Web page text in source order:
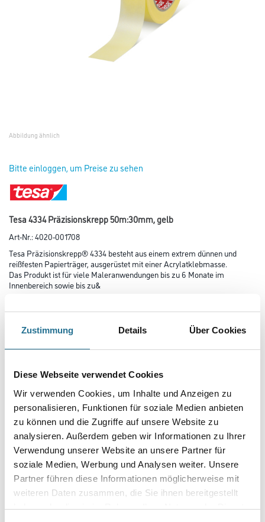
Zustimmung Details Über Cookies
Diese Webseite verwendet Cookies
Wir verwenden Cookies, um Inhalte und Anzeigen zu
personalisieren, Funktionen für soziale Medien anbieten
zu können und die Zugriffe auf unsere Website zu
analysieren. Außerdem geben wir Informationen zu Ihrer
Verwendung unserer Website an unsere Partner für
soziale Medien, Werbung und Analysen weiter. Unsere
Partner führen diese Informationen möglicherweise mit
weiteren Daten zusammen, die Sie ihnen bereitgestellt
haben oder die sie im Rahmen Ihrer Nutzung der Dienste
Abbildung ähnlich
Bitte einloggen, um Preise zu sehen
Tesa 4334 Präzisionskrepp 50m:30mm, gelb
Art-Nr.:4020-001708
Tesa Präzisionskrepp® 4334 besteht aus einem extrem dünnen und
reißfesten Papierträger, ausgerüstet mit einer Acrylatklebmasse.
Das Produkt ist für viele Maleranwendungen bis zu 6 Monate im
Innenbereich sowie bis zu&
Farbtonbezeichnung
Breite in millimeter
Umrechnungsfaktoren